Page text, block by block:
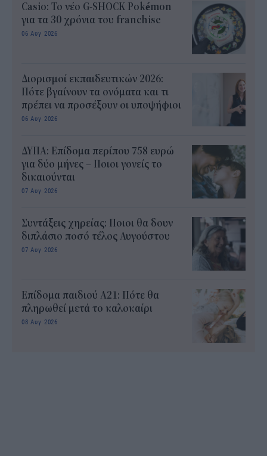
Casio: Το νέο G-SHOCK Pokémon
για τα 30 χρόνια του franchise
06 Αυγ 2026
Διορισμοί εκπαιδευτικών 2026:
Πότε βγαίνουν τα ονόματα και τι
πρέπει να προσέξουν οι υποψήφιοι
06 Αυγ 2026
ΔΥΠΑ: Επίδομα περίπου 758 ευρώ
για δύο μήνες – Ποιοι γονείς το
δικαιούνται
07 Αυγ 2026
Συντάξεις χηρείας: Ποιοι θα δουν
διπλάσιο ποσό τέλος Αυγούστου
07 Αυγ 2026
Επίδομα παιδιού Α21: Πότε θα
πληρωθεί μετά το καλοκαίρι
08 Αυγ 2026